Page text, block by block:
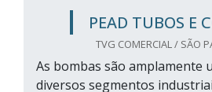
PEAD TUBOS E
TVG COMERCIAL / SÃO
As bombas são amplamente
diversos segmentos